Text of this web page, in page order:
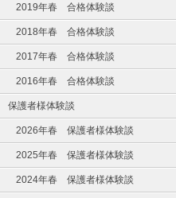
2019年春 合格体験談
2018年春 合格体験談
2017年春 合格体験談
2016年春 合格体験談
保護者様体験談
2026年春 保護者様体験談
2025年春 保護者様体験談
2024年春 保護者様体験談